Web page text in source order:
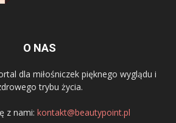
O NAS
dla miłośniczek pięknego wyglądu i
trybu życia.
z nami: kontakt@beautypoint.pl